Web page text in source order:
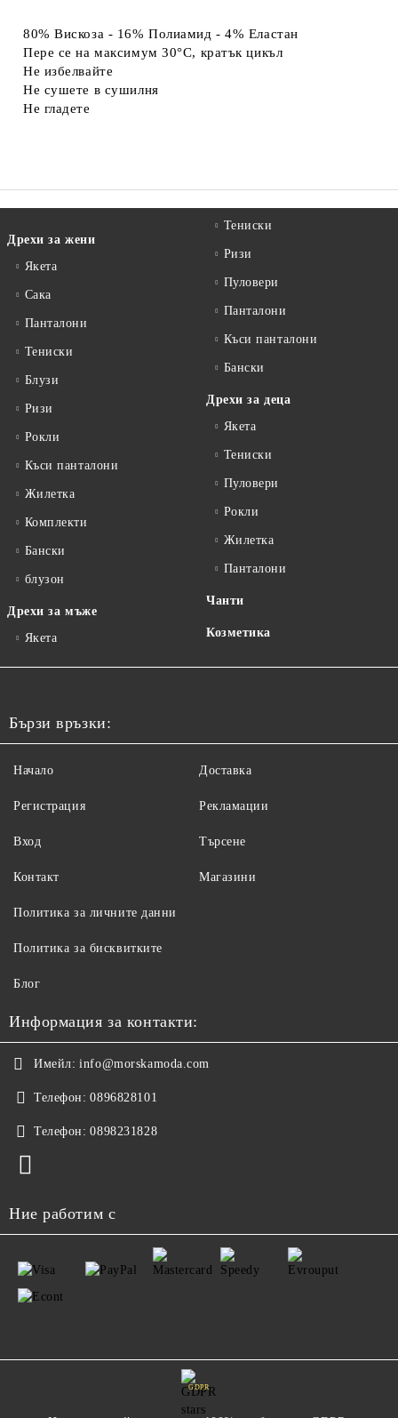
Ние ще се свържем с вас в рамките на работния ден.
80% Вискоза - 16% Полиамид - 4% Еластан
Пере се на максимум 30°C, кратък цикъл
Не избелвайте
Не сушете в сушилня
Не гладете
Дрехи за жени
Якета
Сакa
Панталони
Тениски
Блузи
Ризи
Рокли
Къси панталони
Жилетка
Комплекти
Бански
блузон
Дрехи за мъже
Якета
Тениски
Ризи
Пуловери
Панталони
Къси панталони
Бански
Дрехи за деца
Якета
Тениски
Пуловери
Рокли
Жилетка
Панталони
Чанти
Козметика
Бързи връзки:
Начало
Регистрация
Вход
Контакт
Доставка
Рекламации
Търсене
Магазини
Политика за личните данни
Политика за бисквитките
Блог
Информация за контакти:
Имейл: info@morskamoda.com
Телефон: 0896828101
Телефон: 0898231828
Ние работим с
GDPR